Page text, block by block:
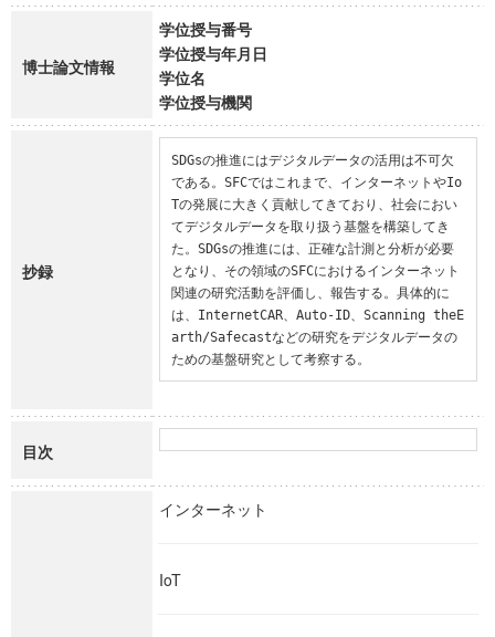
博士論文情報
学位授与番号
学位授与年月日
学位名
学位授与機関
抄録
SDGsの推進にはデジタルデータの活用は不可欠
である。SFCではこれまで、インターネットやIo
Tの発展に大きく貢献してきており、社会におい
てデジタルデータを取り扱う基盤を構築してき
た。SDGsの推進には、正確な計測と分析が必要
となり、その領域のSFCにおけるインターネット
関連の研究活動を評価し、報告する。具体的に
は、InternetCAR、Auto-ID、Scanning theE
arth/Safecastなどの研究をデジタルデータの
ための基盤研究として考察する。
目次
インターネット
IoT